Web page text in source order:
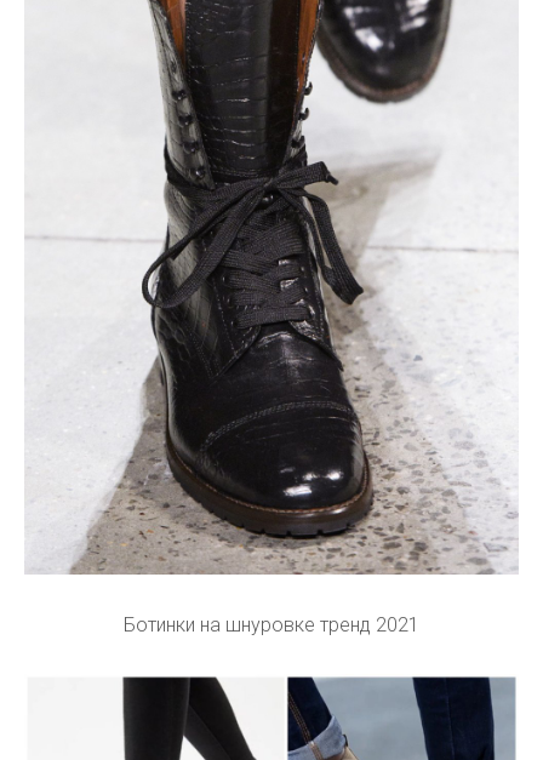
Ботинки на шнуровке тренд 2021